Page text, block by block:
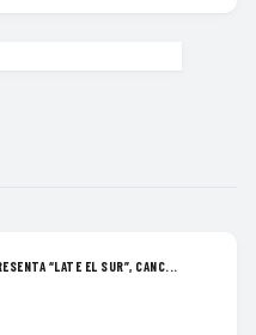
“LATE EL SUR”, CANC...